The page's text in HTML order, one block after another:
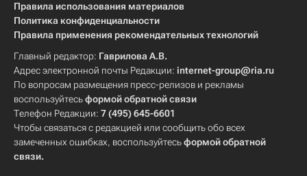
Правила использования материалов
Политика конфиденциальности
Правила применения рекомендательных технологий
Главный редактор: Гаврилова А.В.
Адрес электронной почты Редакции: internet-group@ria.ru
По вопросам размещения пресс-релизов и рекламы
воспользуйтесьформой обратной связи
Телефон Редакции: 7 (495) 645-6601
Чтобы связаться с редакцией или сообщить обо всех
замеченных ошибках, воспользуйтесьформой обратной
связи.